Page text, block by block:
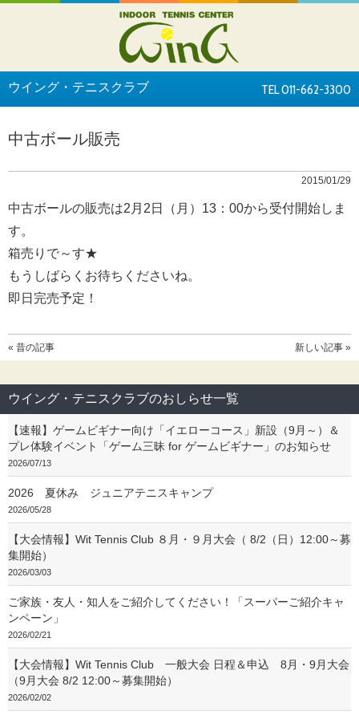
ウイング・テニスクラブ TEL 011-662-3300
中古ボール販売
2015/01/29
中古ボールの販売は2月2日（月）13：00から受付開始しま
す。
箱売りで～す★
もうしばらくお待ちくださいね。
即日完売予定！
« 昔の記事 新しい記事 »
ウイング・テニスクラブのおしらせ一覧
【速報】ゲームビギナー向け「イエローコース」新設（9月～）＆
プレ体験イベント「ゲーム三昧 for ゲームビギナー」のお知らせ
2026/07/13
2026 夏休み ジュニアテニスキャンプ
2026/05/28
【大会情報】Wit Tennis Club ８月・９月大会（ 8/2（日）12:00～募
集開始）
2026/03/03
ご家族・友人・知人をご紹介してください！「スーパーご紹介キャ
ンペーン」
2026/02/21
【大会情報】Wit Tennis Club 一般大会 日程＆申込 8月・9月大会
（9月大会 8/2 12:00～募集開始）
2026/02/02